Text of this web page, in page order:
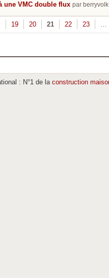
une VMC double flux par berryvolk
19 20 21 22 23 …
: N°1 de laconstruction